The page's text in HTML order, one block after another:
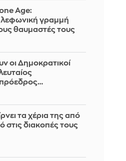
Age:
γραμμή
θαυμαστές τους
οι Δημοκρατικοί
τα χέρια της από
στις διακοπές τους